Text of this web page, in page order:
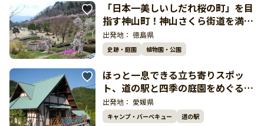
「日本一美しいしだれ桜の町」を目
指す神山町！神山さくら街道を満喫
するドライブコース
出発地： 徳島県
史跡・庭園 植物園・公園
ほっと一息できる立ち寄りスポッ
ト、道の駅と四季の庭園をめぐるド
ライブコース
出発地： 愛媛県
キャンプ・バーベキュー 道の駅